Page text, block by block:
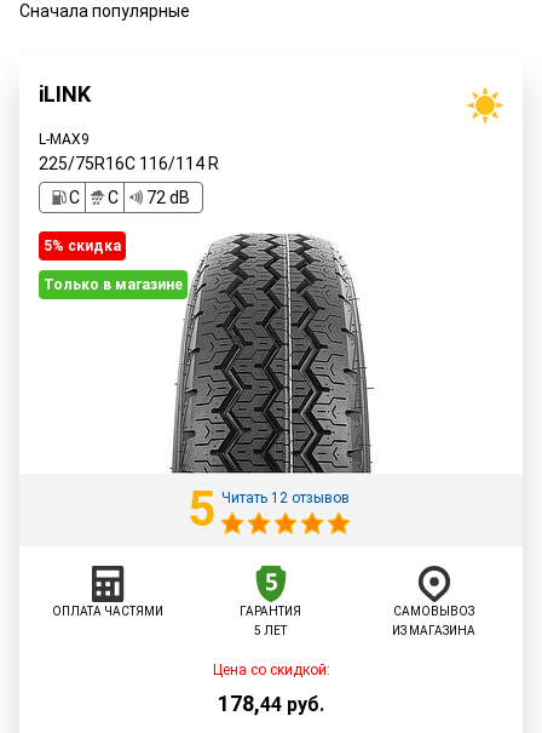
Сначала популярные
iLINK
L-MAX9
225/75R16C 116/114 R
C
C 72 dB
5% cкидка
Только в магазине
5 Читать 12 отзывов
ОПЛАТА ЧАСТЯМИ
ГАРАНТИЯ
5 ЛЕТ
САМОВЫВОЗ
ИЗ МАГАЗИНА
Цена со скидкой:
178,44 руб.